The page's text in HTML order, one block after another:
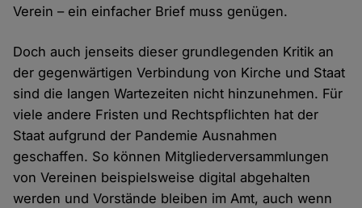
Verein – ein einfacher Brief muss genügen.
Doch auch jenseits dieser grundlegenden Kritik an
der gegenwärtigen Verbindung von Kirche und Staat
sind die langen Wartezeiten nicht hinzunehmen. Für
viele andere Fristen und Rechtspflichten hat der
Staat aufgrund der Pandemie Ausnahmen
geschaffen. So können Mitgliederversammlungen
von Vereinen beispielsweise digital abgehalten
werden und Vorstände bleiben im Amt, auch wenn